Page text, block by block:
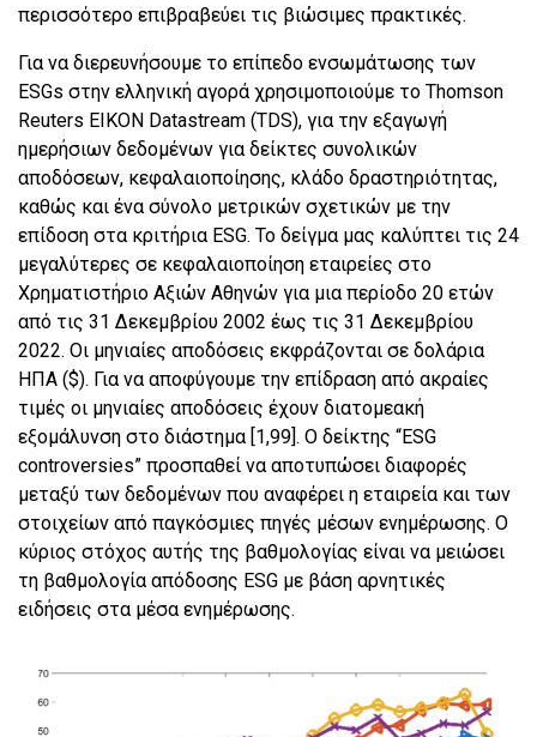
περισσότερο επιβραβεύει τις βιώσιμες πρακτικές.
Για να διερευνήσουμε το επίπεδο ενσωμάτωσης των
ESGs στην ελληνική αγορά χρησιμοποιούμε το Thomson
Reuters EIKON Datastream (TDS), για την εξαγωγή
ημερήσιων δεδομένων για δείκτες συνολικών
αποδόσεων, κεφαλαιοποίησης, κλάδο δραστηριότητας,
καθώς και ένα σύνολο μετρικών σχετικών με την
επίδοση στα κριτήρια ESG. Το δείγμα μας καλύπτει τις 24
μεγαλύτερες σε κεφαλαιοποίηση εταιρείες στο
Χρηματιστήριο Αξιών Αθηνών για μια περίοδο 20 ετών
από τις 31 Δεκεμβρίου 2002 έως τις 31 Δεκεμβρίου
2022. Οι μηνιαίες αποδόσεις εκφράζονται σε δολάρια
ΗΠΑ ($). Για να αποφύγουμε την επίδραση από ακραίες
τιμές οι μηνιαίες αποδόσεις έχουν διατομεακή
εξομάλυνση στο διάστημα [1,99]. Ο δείκτης “ESG
controversies” προσπαθεί να αποτυπώσει διαφορές
μεταξύ των δεδομένων που αναφέρει η εταιρεία και των
στοιχείων από παγκόσμιες πηγές μέσων ενημέρωσης. Ο
κύριος στόχος αυτής της βαθμολογίας είναι να μειώσει
τη βαθμολογία απόδοσης ESG με βάση αρνητικές
ειδήσεις στα μέσα ενημέρωσης.